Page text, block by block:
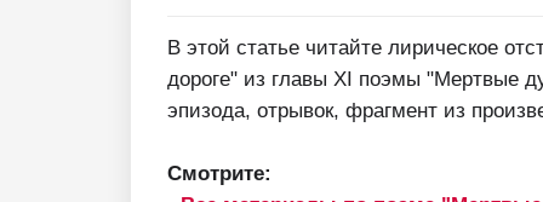
В этой статье читайте лирическое
дороге" из главы XI поэмы "Мертвые
эпизода, отрывок, фрагмент из
Смотрите: